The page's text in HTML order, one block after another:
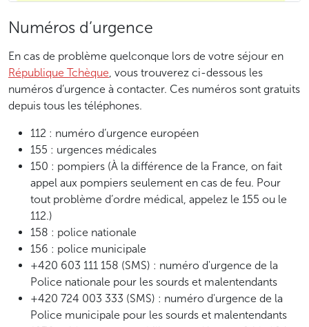
Numéros d’urgence
En cas de problème quelconque lors de votre séjour en
République Tchèque , vous trouverez ci-dessous les
numéros d’urgence à contacter. Ces numéros sont gratuits
depuis tous les téléphones.
112 : numéro d’urgence européen
155 : urgences médicales
150 : pompiers (À la différence de la France, on fait
appel aux pompiers seulement en cas de feu. Pour
tout problème d’ordre médical, appelez le 155 ou le
112.)
158 : police nationale
156 : police municipale
+420 603 111 158 (SMS) : numéro d'urgence de la
Police nationale pour les sourds et malentendants
+420 724 003 333 (SMS) : numéro d'urgence de la
Police municipale pour les sourds et malentendants